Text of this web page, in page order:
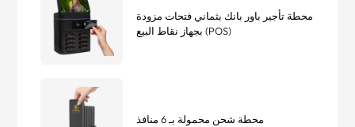
محطة تأجير باور بانك بثماني فتحات مزودة
بجهاز نقاط البيع (POS)
محطة شحن محمولة بـ 6 منافذ